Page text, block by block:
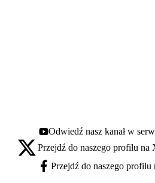
Youtube - otwiera się w nowej karcie
Odwiedź nasz kanał w
X - otwiera się w nowej karcie
Przejdź do naszego profilu
Facebook - otwiera się w nowej karcie
Przejdź do naszego profilu